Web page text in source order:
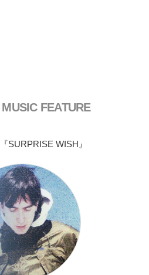
FEATURE
SURPRISE WISH』